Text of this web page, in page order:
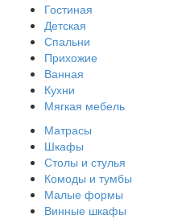
Гостиная
Детская
Спальни
Прихожие
Ванная
Кухни
Мягкая мебель
Матрасы
Шкафы
Столы и стулья
Комоды и тумбы
Малые формы
Винные шкафы